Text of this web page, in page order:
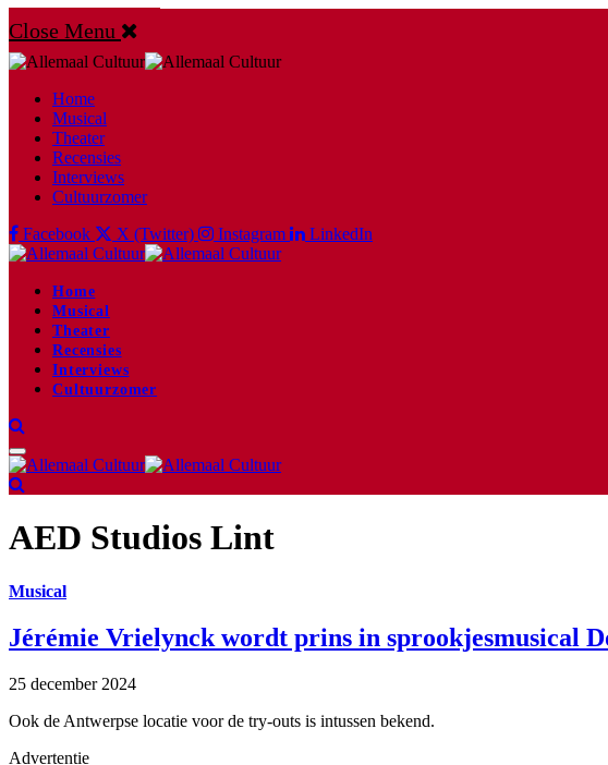
Close Menu
Home
Musical
Theater
Recensies
Interviews
Cultuurzomer
Facebook
X (Twitter) Instagram LinkedIn
Home
Musical
Theater
Recensies
Interviews
Cultuurzomer
AED Studios Lint
Musical
Jérémie Vrielynck wordt prins in sprookjesmusical
25 december 2024
Ook de Antwerpse locatie voor de try-outs is intussen bekend.
Advertentie